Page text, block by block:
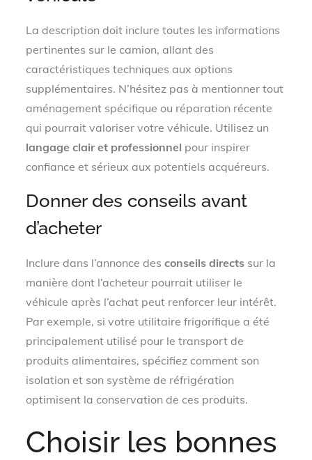
La description doit inclure toutes les informations
pertinentes sur le camion, allant des
caractéristiques techniques aux options
supplémentaires. N’hésitez pas à mentionner tout
aménagement spécifique ou réparation récente
qui pourrait valoriser votre véhicule. Utilisez un
langage clair et professionnel pour inspirer
confiance et sérieux aux potentiels acquéreurs.
Donner des conseils avant
d’acheter
Inclure dans l’annonce desconseils directs sur la
manière dont l’acheteur pourrait utiliser le
véhicule après l’achat peut renforcer leur intérêt.
Par exemple, si votre utilitaire frigorifique a été
principalement utilisé pour le transport de
produits alimentaires, spécifiez comment son
isolation et son système de réfrigération
optimisent la conservation de ces produits.
Choisir les bonnes